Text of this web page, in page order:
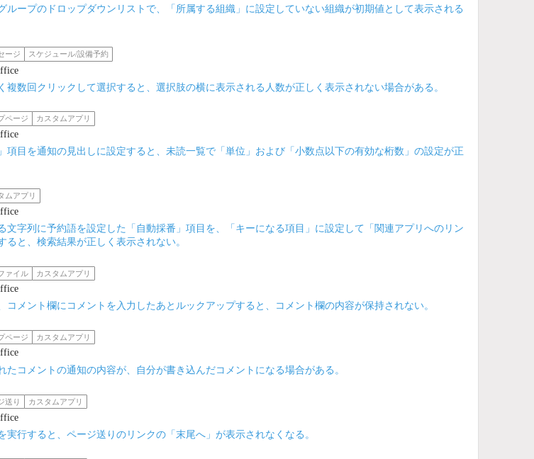
ループのドロップダウンリストで、「所属する組織」に設定していない組織が初期値として表示される
ージ スケジュール/設備予約
複数回クリックして選択すると、選択肢の横に表示される人数が正しく表示されない場合がある。
ページ カスタムアプリ
項目を通知の見出しに設定すると、未読一覧で「単位」および「小数点以下の有効な桁数」の設定が正
ムアプリ
文字列に予約語を設定した「自動採番」項目を、「キーになる項目」に設定して「関連アプリへのリン
ると、検索結果が正しく表示されない。
ァイル カスタムアプリ
コメント欄にコメントを入力したあとルックアップすると、コメント欄の内容が保持されない。
ページ カスタムアプリ
たコメントの通知の内容が、自分が書き込んだコメントになる場合がある。
送り カスタムアプリ
実行すると、ページ送りのリンクの「末尾へ」が表示されなくなる。